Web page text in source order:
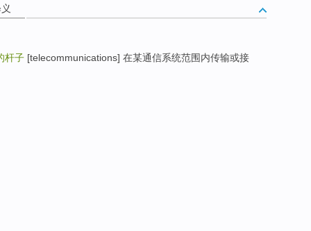
杆子 [telecommunications] 在某通信系统范围内传输或接